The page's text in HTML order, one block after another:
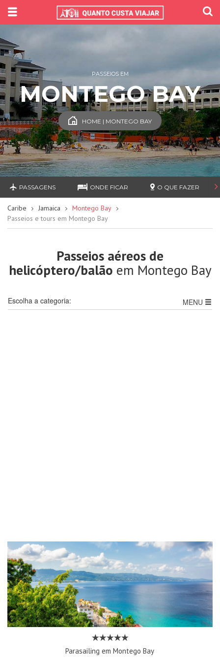
PASSEIOS EM
MONTEGO BAY
HOME | MONTEGO BAY
PASSAGENS ONDE FICAR O QUE FAZER
Caribe Jamaica
Montego Bay
Passeios e tours em Montego Bay
Passeios aéreos de
helicóptero/balão em Montego Bay
MENU
Escolha a categoria:
Parasailing em Montego Bay